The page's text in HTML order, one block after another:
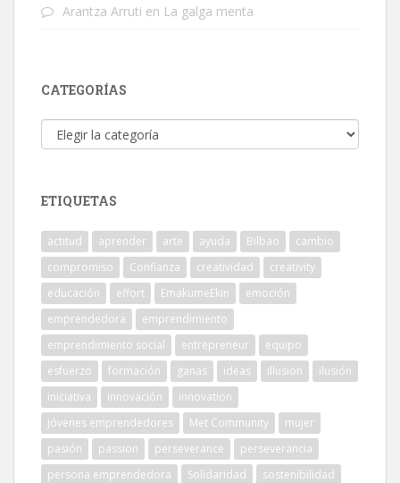
Arantza Arruti en La galga menta
CATEGORÍAS
Categorías
ETIQUETAS
actitud aprender arte ayuda Bilbao
cambio
compromiso
Confianza creatividad
creativity
educación
effort EmakumeEkin
emoción
emprendedora
emprendimiento
emprendimiento social
entrepreneur
equipo
esfuerzo
formación ganas ideas illusion
ilusión
iniciativa
innovación
innovation
jóvenes emprendedores
Met Community
mujer
pasión
passion perseverance
perseverancia
persona emprendedora
Solidaridad
sostenibilidad